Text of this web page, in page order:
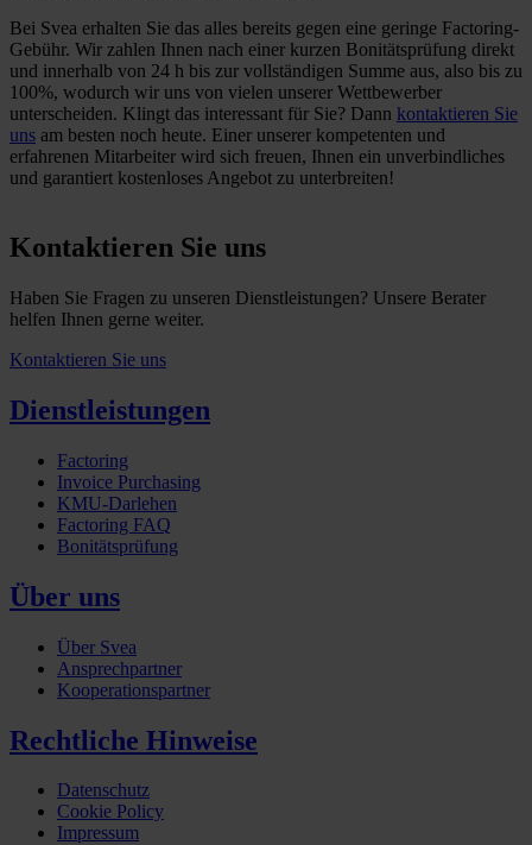
Bei Svea erhalten Sie das alles bereits gegen eine geringe Factoring-
Gebühr. Wir zahlen Ihnen nach einer kurzen Bonitätsprüfung direkt
und innerhalb von 24 h bis zur vollständigen Summe aus, also bis zu
100%, wodurch wir uns von vielen unserer Wettbewerber
unterscheiden. Klingt das interessant für Sie? Dann kontaktieren Sie
uns am besten noch heute. Einer unserer kompetenten und
erfahrenen Mitarbeiter wird sich freuen, Ihnen ein unverbindliches
und garantiert kostenloses Angebot zu unterbreiten!
Kontaktieren Sie uns
Haben Sie Fragen zu unseren Dienstleistungen? Unsere Berater
helfen Ihnen gerne weiter.
Kontaktieren Sie uns
Dienstleistungen
Factoring
Invoice Purchasing
KMU-Darlehen
Factoring FAQ
Bonitätsprüfung
Über uns
Über Svea
Ansprechpartner
Kooperationspartner
Rechtliche Hinweise
Datenschutz
Cookie Policy
Impressum